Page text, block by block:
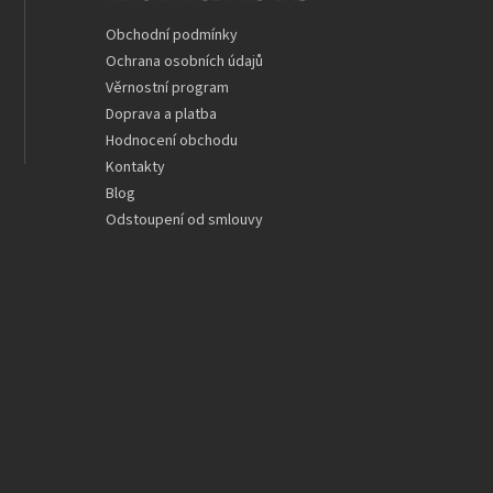
Obchodní podmínky
Ochrana osobních údajů
Věrnostní program
Doprava a platba
Hodnocení obchodu
Kontakty
Blog
Odstoupení od smlouvy